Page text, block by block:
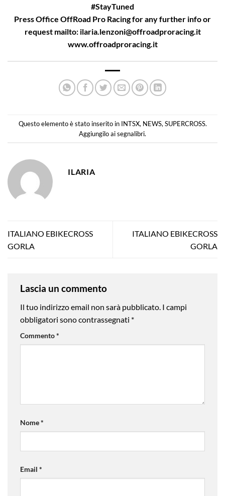
#StayTuned
Press Office OffRoad Pro Racing for any further info or
request mailto: ilaria.lenzoni@offroadproracing.it
www.offroadproracing.it
Questo elemento è stato inserito in INTSX, NEWS, SUPERCROSS.
Aggiungilo aisegnalibri.
ILARIA
ITALIANO EBIKECROSS
GORLA
ITALIANO EBIKECROSS
GORLA
Lascia un commento
Il tuo indirizzo email non sarà pubblicato. I campi
obbligatori sono contrassegnati *
Commento*
Nome*
Email *